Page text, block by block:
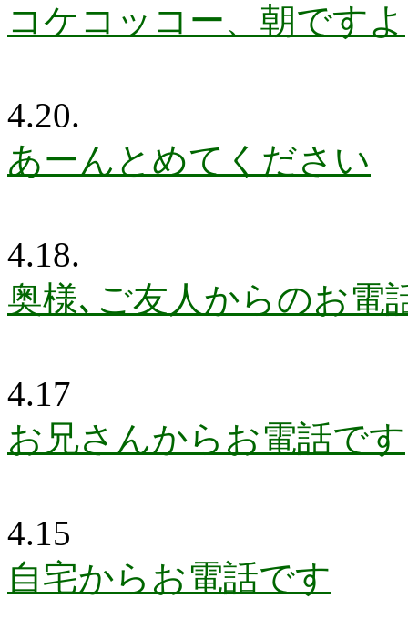
コケコッコー、朝ですよ
4.20.
あーんとめてください
4.18.
奥様､ご友人からのお電
4.17
お兄さんからお電話です
4.15
自宅からお電話です